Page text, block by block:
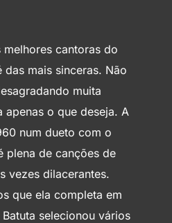
melhores cantoras do
das mais sinceras. Não
muita
o que deseja. A
num dueto com o
plena de canções de
vezes dilacerantes.
que ela completa em
selecionou vários